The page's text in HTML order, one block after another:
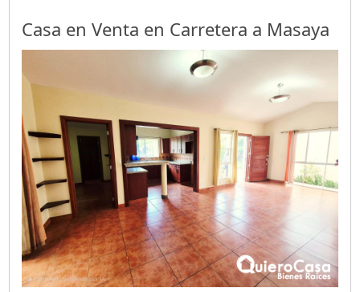
Casa en Venta en Carretera a Masaya